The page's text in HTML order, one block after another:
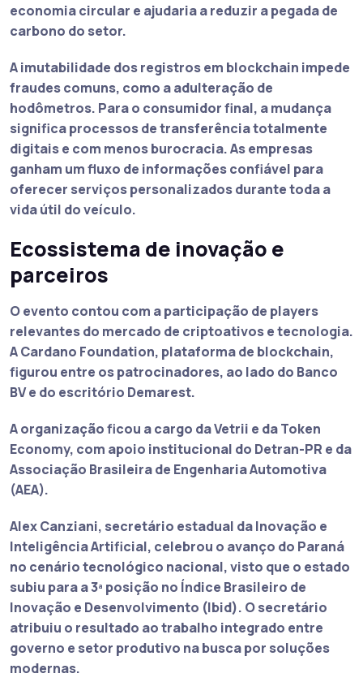
economia circular e ajudaria a reduzir a pegada de
carbono do setor.
A imutabilidade dos registros em blockchain impede
fraudes comuns, como a adulteração de
hodômetros. Para o consumidor final, a mudança
significa processos de transferência totalmente
digitais e com menos burocracia. As empresas
ganham um fluxo de informações confiável para
oferecer serviços personalizados durante toda a
vida útil do veículo.
Ecossistema de inovação e
parceiros
O evento contou com a participação de players
relevantes do mercado de criptoativos e tecnologia.
A Cardano Foundation, plataforma de blockchain,
figurou entre os patrocinadores, ao lado do Banco
BV e do escritório Demarest.
A organização ficou a cargo da Vetrii e da Token
Economy, com apoio institucional do Detran-PR e da
Associação Brasileira de Engenharia Automotiva
(AEA).
Alex Canziani, secretário estadual da Inovação e
Inteligência Artificial, celebrou o avanço do Paraná
no cenário tecnológico nacional, visto que o estado
subiu para a 3ª posição no Índice Brasileiro de
Inovação e Desenvolvimento (Ibid). O secretário
atribuiu o resultado ao trabalho integrado entre
governo e setor produtivo na busca por soluções
modernas.